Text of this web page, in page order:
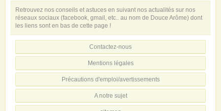
Retrouvez nos conseils et astuces en suivant nos actualités sur nos
réseaux sociaux (facebook, gmail, etc.. au nom de Douce Arôme) dont
les liens sont en bas de cette page !
Contactez-nous
Mentions légales
Précautions d'emploi/avertissements
A notre sujet